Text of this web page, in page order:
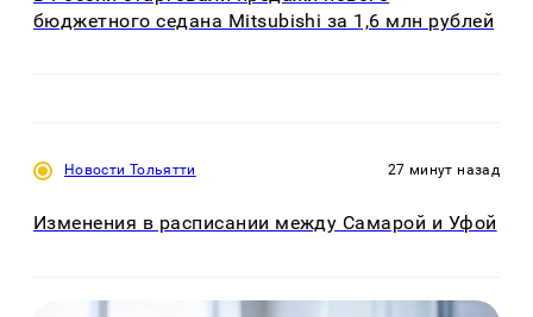
бюджетного седана Mitsubishi за 1,6 млн рублей
Новости Тольятти 27 минут назад
Изменения в расписании между Самарой и Уфой